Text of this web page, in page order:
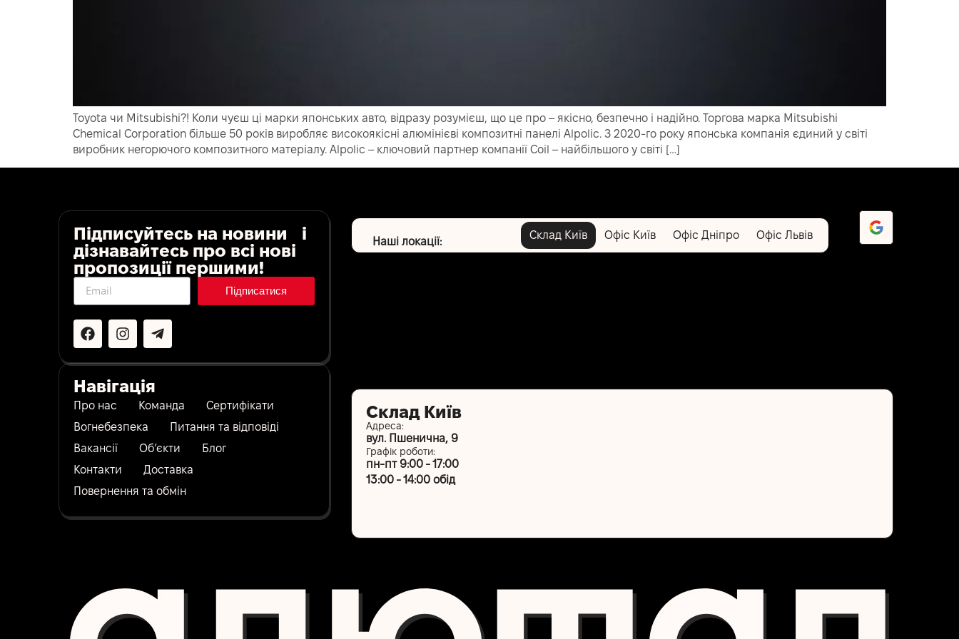
Toyota чи Mitsubishi?! Коли чуєш ці марки японських авто, відразу розумієш, що це про – якісно, безпечно і надійно. Торгова марка Mitsubishi
Chemical Corporation більше 50 років виробляє високоякісні алюмінієві композитні панелі Alpolic. З 2020-го року японська компанія єдиний у світі
виробник негорючого композитного матеріалу. Alpolic – ключовий партнер компанії Coil – найбільшого у світі […]
Підписуйтесь на новини і
дізнавайтесь про всі нові
пропозиції першими!
Підписатися
Навігація
Про нас Команда
Сертифікати
Вогнебезпека
Питання та відповіді
Вакансії
Об’єкти
Блог
Контакти
Доставка
Повернення та обмін
Наші локації:
Склад Київ Офіс Київ Офіс Дніпро Офіс Львів
Склад Київ
Адреса:
вул. Пшенична, 9
Графік роботи:
пн-пт 9:00 - 17:00
13:00 - 14:00 обід